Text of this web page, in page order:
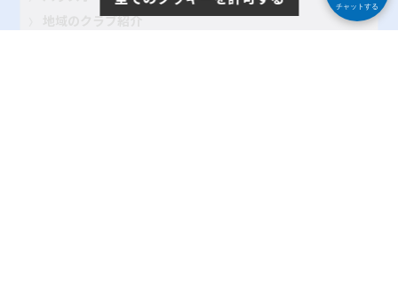
地域のクラブ紹介
チャットする